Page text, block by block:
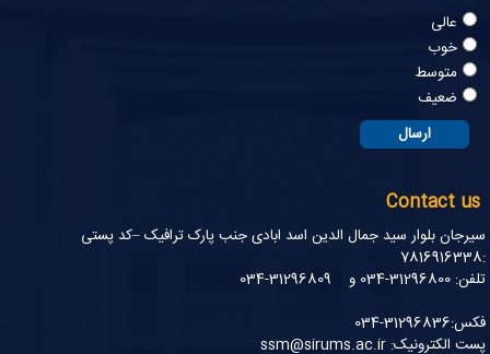
عالی
خوب
متوسط
ضعیف
Contact us
سیرجان بلوار سید جمال الدین اسد ابادی جنب پارک ترافیک –کد پستی
:7816916338
تلفن: 31296800-034 و 31296809-034
فکس:31296836-034
پست الکترونیک: ssm@sirums.ac.ir